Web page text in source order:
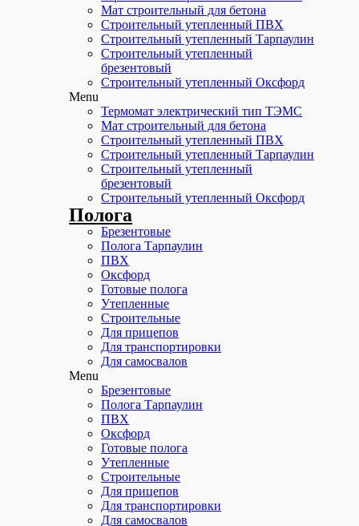
Мат строительный для бетона
Строительный утепленный ПВХ
Строительный утепленный Тарпаулин
Строительный утепленный
брезентовый
Строительный утепленный Оксфорд
Menu
Термомат электрический тип ТЭМС
Мат строительный для бетона
Строительный утепленный ПВХ
Строительный утепленный Тарпаулин
Строительный утепленный
брезентовый
Строительный утепленный Оксфорд
Полога
Брезентовые
Полога Тарпаулин
ПВХ
Оксфорд
Готовые полога
Утепленные
Строительные
Для прицепов
Для транспортировки
Для самосвалов
Menu
Брезентовые
Полога Тарпаулин
ПВХ
Оксфорд
Готовые полога
Утепленные
Строительные
Для прицепов
Для транспортировки
Для самосвалов